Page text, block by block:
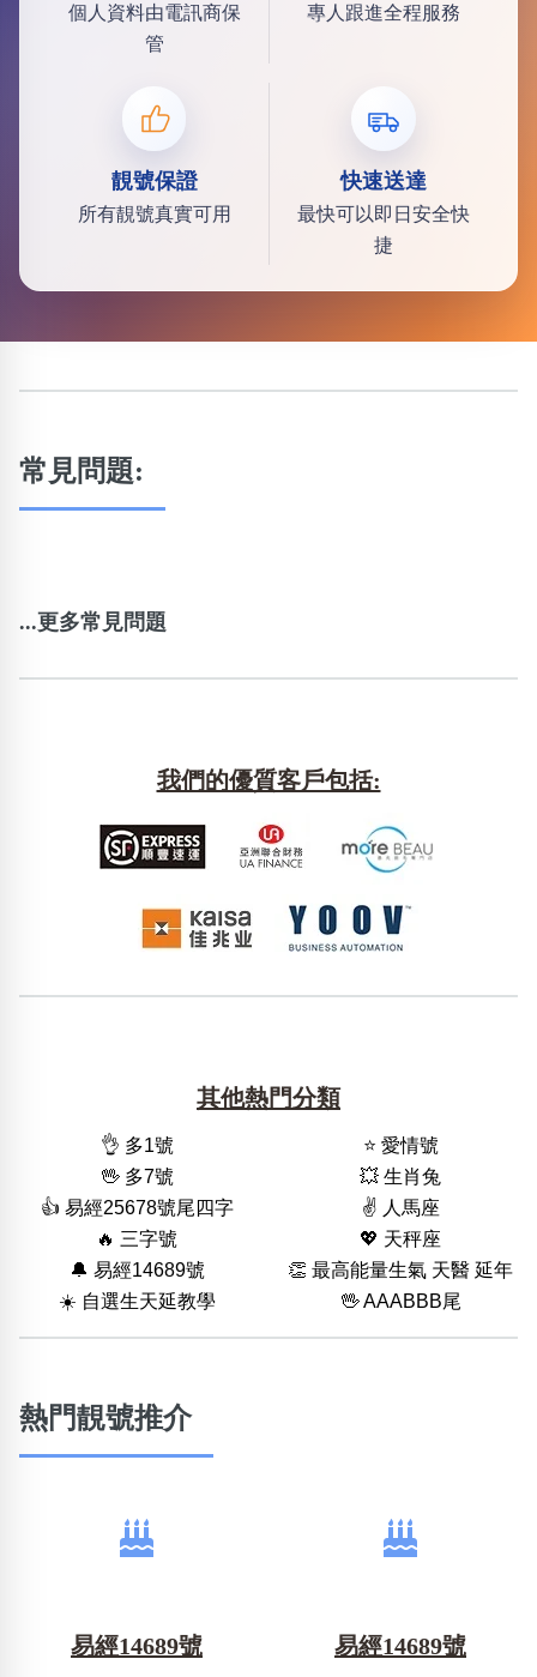
個人資料由電訊商保
管
專人跟進全程服務
靚號保證
所有靚號真實可用
快速送達
最快可以即日安全快
捷
常見問題:
...更多常見問題
我們的優質客戶包括:
其他熱門分類
👌 多1號
⭐️ 愛情號
🖖 多7號
💥 生肖兔
👍 易經25678號尾四字
✌️ 人馬座
🔥 三字號
💖 天秤座
🔔 易經14689號
👏 最高能量生氣 天醫 延年
☀️ 自選生天延教學
🖖 AAABBB尾
熱門靚號推介
易經14689號 易經14689號